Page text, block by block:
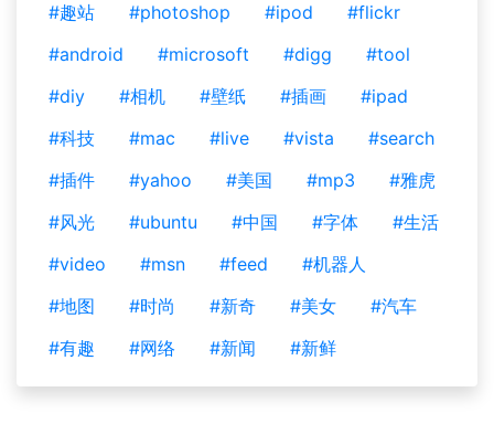
#趣站
#photoshop #ipod
#flickr
#android
#microsoft #digg
#tool
#diy
#相机 #壁纸 #插画
#ipad
#科技
#mac #live #vista
#search
#插件
#yahoo #美国 #mp3
#雅虎
#风光
#ubuntu #中国 #字体
#生活
#video
#msn #feed
#机器人
#地图
#时尚 #新奇 #美女
#汽车
#有趣
#网络 #新闻 #新鲜